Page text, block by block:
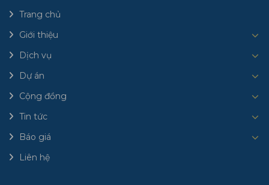
Trang chủ
Giới thiệu
Dịch vụ
Dự án
Cộng đồng
Tin tức
Báo giá
Liên hệ